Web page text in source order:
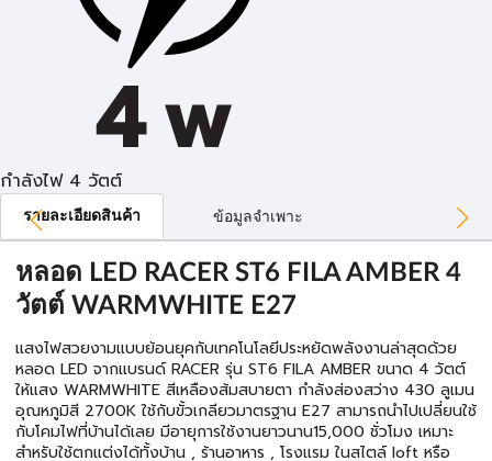
กำลังไฟ 4 วัตต์
รายละเอียดสินค้า ข้อมูลจำเพาะ
หลอด LED RACER ST6 FILA AMBER 4
วัตต์ WARMWHITE E27
แสงไฟสวยงามแบบย้อนยุคกับเทคโนโลยีประหยัดพลังงานล่าสุดด้วย
หลอด LED จากแบรนด์ RACER รุ่น ST6 FILA AMBER ขนาด 4 วัตต์
ให้แสง WARMWHITE สีเหลืองส้มสบายตา กำลังส่องสว่าง 430 ลูเมน
อุณหภูมิสี 2700K ใช้กับขั้วเกลียวมาตรฐาน E27 สามารถนำไปเปลี่ยนใช้
กับโคมไฟที่บ้านได้เลย มีอายุการใช้งานยาวนาน15,000 ชั่วโมง เหมาะ
สำหรับใช้ตกแต่งได้ทั้งบ้าน , ร้านอาหาร , โรงแรม ในสไตล์ loft หรือ